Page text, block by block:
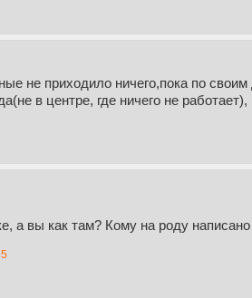
не приходило ничего,пока по
в центре, где ничего не
а вы как там? Кому на роду